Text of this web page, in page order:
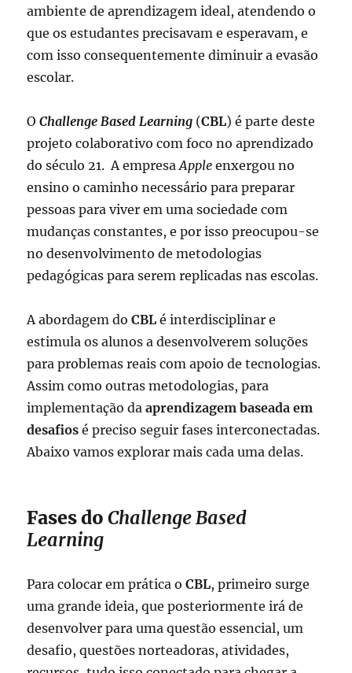
ambiente de aprendizagem ideal, atendendo o
que os estudantes precisavam e esperavam, e
com isso consequentemente diminuir a evasão
escolar.
OChallenge Based Learning (CBL) é parte deste
projeto colaborativo com foco no aprendizado
do século 21. A empresaApple enxergou no
ensino o caminho necessário para preparar
pessoas para viver em uma sociedade com
mudanças constantes, e por isso preocupou-se
no desenvolvimento de metodologias
pedagógicas para serem replicadas nas escolas.
A abordagem do CBL é interdisciplinar e
estimula os alunos a desenvolverem soluções
para problemas reais com apoio de tecnologias.
Assim como outras metodologias, para
implementação daaprendizagem baseada em
desafios é preciso seguir fases interconectadas.
Abaixo vamos explorar mais cada uma delas.
Fases doChallenge Based
Learning
Para colocar em prática oCBL, primeiro surge
uma grande ideia, que posteriormente irá de
desenvolver para uma questão essencial, um
desafio, questões norteadoras, atividades,